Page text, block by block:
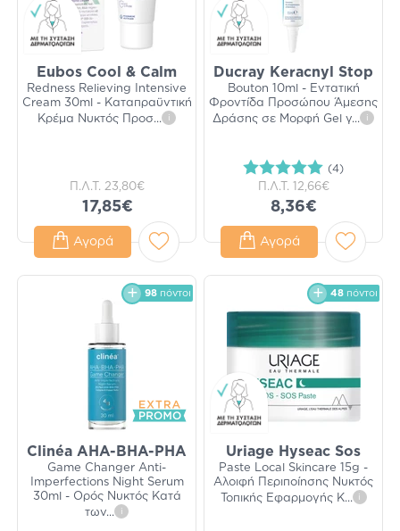
Eubos Cool & Calm
Redness Relieving Intensive
Cream 30ml - Καταπραϋντική
Κρέμα Νυκτός Προσ... i
Π.Λ.Τ. 23,80€
17,85€
Αγορά
Ducray Keracnyl Stop
Bouton 10ml - Εντατική
Φροντίδα Προσώπου Άμεσης
Δράσης σε Μορφή Gel γ... i
(4)
Π.Λ.Τ. 12,66€
8,36€
Αγορά
98 πόντοι
Clinéa AHA-BHA-PHA
Game Changer Anti-
Imperfections Night Serum
30ml - Ορός Νυκτός Κατά
των... i
48 πόντοι
Uriage Hyseac Sos
Paste Local Skincare 15g -
Αλοιφή Περιποίησης Νυκτός
Τοπικής Εφαρμογής Κ... i